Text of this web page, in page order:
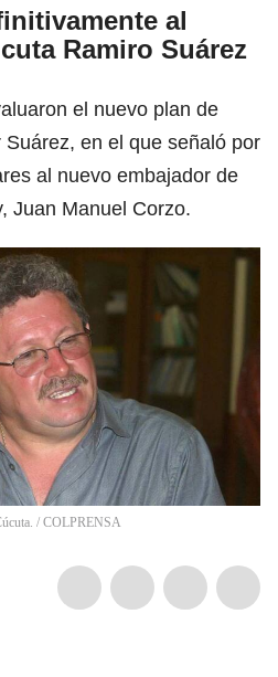
al
Ramiro Suárez
el nuevo plan de
en el que señaló por
al nuevo embajador de
Juan Manuel Corzo.
/ COLPRENSA